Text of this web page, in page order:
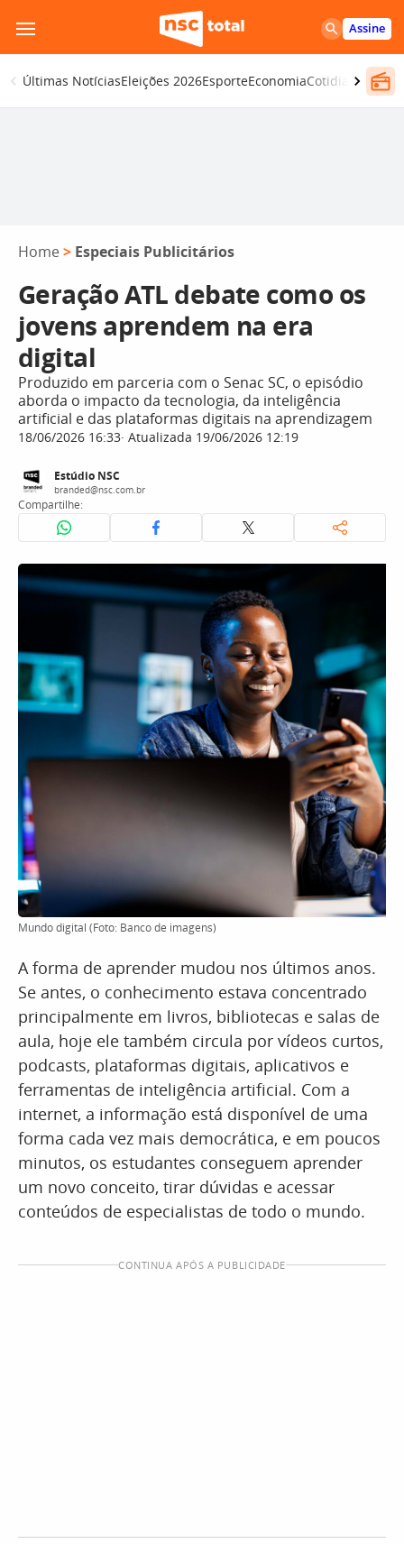
para
o
conteúdo
Assine
Últimas NotíciasEleições 2026EsporteEconomiaCotidiano
Home > Especiais Publicitários
Geração ATL debate como os
jovens aprendem na era
digital
Produzido em parceria com o Senac SC, o episódio
aborda o impacto da tecnologia, da inteligência
artificial e das plataformas digitais na aprendizagem
18/06/2026 16:33 Atualizada 19/06/2026 12:19
Estúdio NSC
branded@nsc.com.br
Compartilhe:
Mundo digital (Foto: Banco de imagens)
A forma de aprender mudou nos últimos anos.
Se antes, o conhecimento estava concentrado
principalmente em livros, bibliotecas e salas de
aula, hoje ele também circula por vídeos curtos,
podcasts, plataformas digitais, aplicativos e
ferramentas de inteligência artificial. Com a
internet, a informação está disponível de uma
forma cada vez mais democrática, e em poucos
minutos, os estudantes conseguem aprender
um novo conceito, tirar dúvidas e acessar
conteúdos de especialistas de todo o mundo.
CONTINUA APÓS A PUBLICIDADE